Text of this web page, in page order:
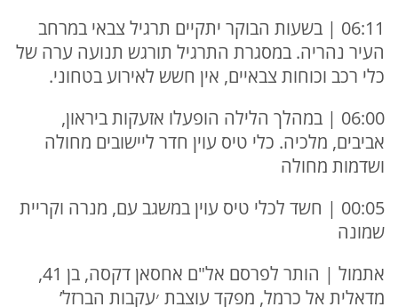
06:11 | בשעות הבוקר יתקיים תרגיל צבאי במרחב
העיר נהריה. במסגרת התרגיל תורגש תנועה ערה של
כלי רכב וכוחות צבאיים, אין חשש לאירוע בטחוני.
06:00 | במהלך הלילה הופעלו אזעקות ביראון,
אביבים, מלכיה. כלי טיס עוין חדר ליישובים מחולה
ושדמות מחולה
00:05 | חשד לכלי טיס עוין במשגב עם, מנרה וקריית
שמונה
אתמול | הותר לפרסם אל"ם אחסאן דקסה, בן 41,
מדאלית אל כרמל, מפקד עוצבת ׳עקבות הברזל’